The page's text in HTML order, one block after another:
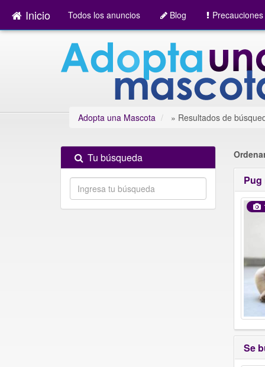
Inicio Todos los anuncios Blog Precauciones
Adopta una Mascota » Resultados de
Pug
Se
Tu búsqueda